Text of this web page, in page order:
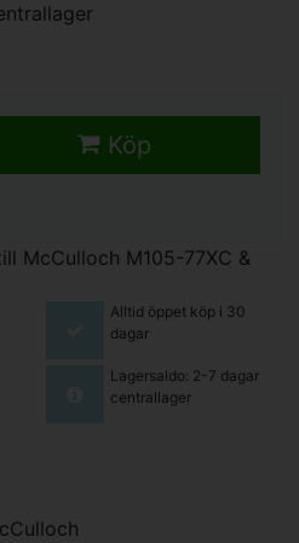
Köp
McCulloch M105-77XC &
Alltid öppet köp i 30
dagar
Lagersaldo: 2-7 dagar
centrallager